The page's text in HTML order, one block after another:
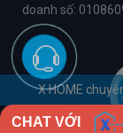
doanh số:
công KIẾN TRÚC -
CHAT VỚI